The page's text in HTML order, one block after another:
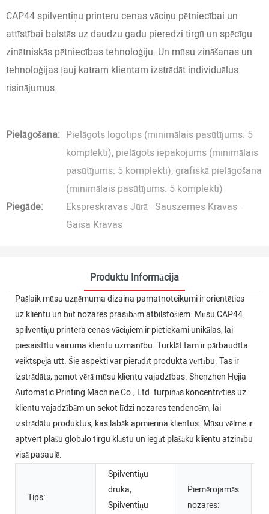
CAP44 spilventiņu printeru cenas vāciņu pētniecībai un
attīstībai balstās uz daudzu gadu pieredzi tirgū un spēcīgu
zinātniskās pētniecības tehnoloģiju. Un mūsu zināšanas un
tehnoloģijas ļauj katram klientam izstrādāt individuālus
risinājumus.
Pielāgošana: Pielāgots logotips (minimālais pasūtījums: 5
komplekti), pielāgots iepakojums (minimālais
pasūtījums: 5 komplekti), grafiskā pielāgošana
(minimālais pasūtījums: 5 komplekti)
Piegāde:
Ekspreskravas Jūrā · Sauszemes Kravas ·
Gaisa Kravas
Produktu Informācija
Pašlaik mūsu uzņēmuma dizaina pamatnoteikumi ir orientēties
uz klientu un būt nozares prasībām atbilstošiem. Mūsu CAP44
spilventiņu printera cenas vāciņiem ir pietiekami unikālas, lai
piesaistītu vairuma klientu uzmanību. Turklāt tam ir pārbaudīta
veiktspēja utt. Šie aspekti var pierādīt produkta vērtību. Tas ir
izstrādāts, ņemot vērā mūsu klientu vajadzības. Shenzhen Hejia
Automatic Printing Machine Co., Ltd. turpinās koncentrēties uz
klientu vajadzībām un sekot līdzi nozares tendencēm, lai
izstrādātu produktus, kas labāk apmierina klientus. Mūsu vēlme ir
aptvert plašu globālo tirgu klāstu un iegūt plašāku klientu atzinību
visā pasaulē.
Tips:
Spilventiņu
druka,
Spilventiņu
Piemērojamās
nozares: